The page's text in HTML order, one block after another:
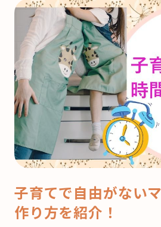
子育てで自由がない
作り方を紹介！